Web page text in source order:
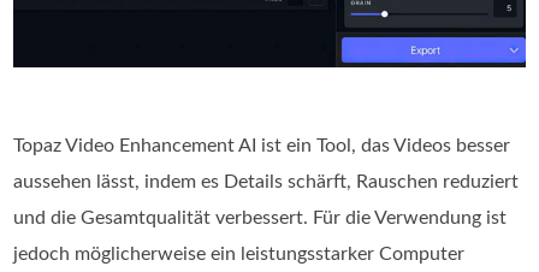
Topaz Video Enhancement AI ist ein Tool, das Videos besser
aussehen lässt, indem es Details schärft, Rauschen reduziert
und die Gesamtqualität verbessert. Für die Verwendung ist
jedoch möglicherweise ein leistungsstarker Computer